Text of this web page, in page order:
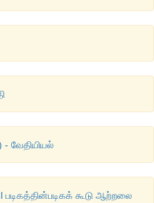
- வேதியியல்
படிகத்தின்படிகக் கூடு ஆற்றலை